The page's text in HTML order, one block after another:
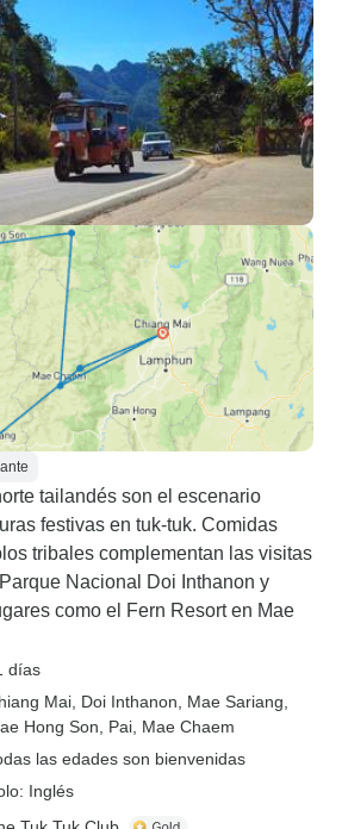
tailandés son el escenario
festivas en tuk-tuk. Comidas
tribales complementan las visitas
Nacional Doi Inthanon y
como el Fern Resort en Mae
días
Mai , Doi Inthanon , Mae Sariang
Hong Son , Pai , Mae Chaem
las edades son bienvenidas
Inglés